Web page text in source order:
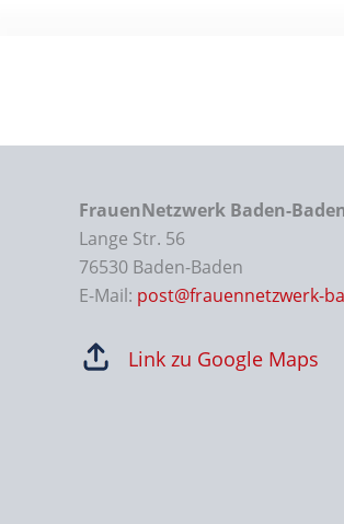
FrauenNetzwerk Baden-
Lange Str. 56
76530 Baden-Baden
E-Mail: post@frauennetzwerk-
Link zu Google Maps